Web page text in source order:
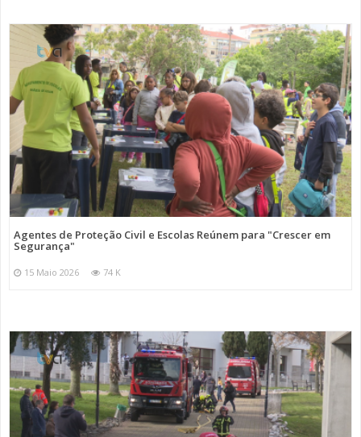
Agentes de Proteção Civil e Escolas Reúnem para "Crescer em
Segurança"
15 Maio 2026 74 K